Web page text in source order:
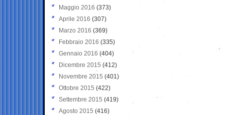
Maggio 2016 (373)
Aprile 2016 (307)
Marzo 2016 (369)
Febbraio 2016 (335)
Gennaio 2016 (404)
Dicembre 2015 (412)
Novembre 2015 (401)
Ottobre 2015 (422)
Settembre 2015 (419)
Agosto 2015 (416)